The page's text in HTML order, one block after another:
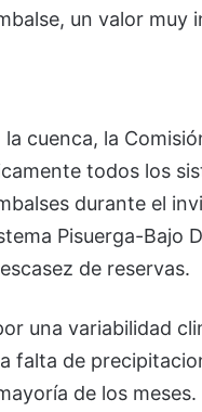
un valor muy
cuenca, la
todos los
durante el
Pisuerga-Bajo
de reservas.
una variabilidad
falta de
de los